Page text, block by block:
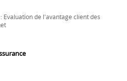
Evaluation de l'avantage client des